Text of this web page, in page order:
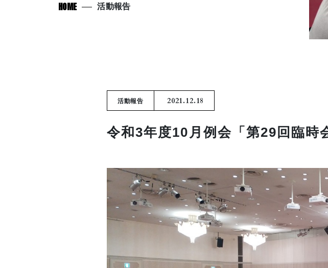
HOME 活動報告
活動報告 2021.12.18
令和3年度10月例会「第29回臨時